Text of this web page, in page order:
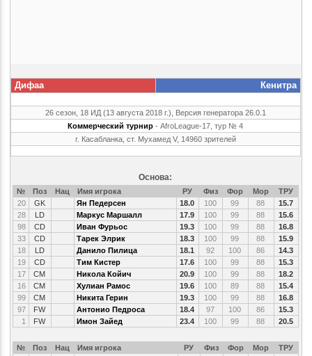
Дифаа Кенитра
26 сезон, 18 ИД (13 августа 2018 г.), Версия генератора 26.0.1
Коммерческий турнир - AfroLeague-17, тур № 4
г. Касабланка, ст. Мухамед V, 14960 зрителей
Основа:
№ Поз Нац Имя игрока РУ Физ Фор Мор
ТРУ
20
GK Ян Педерсен 18.0 100 99 88
15.7
28
LD Маркус Маршалл 17.9 100 99 88
15.6
98
CD Иван Фурьос 19.3 100 99 88
16.8
33
CD Тарек Элрик 18.3 100 99 88
15.9
18
LD Данило Пилица 18.1 92 100 86
14.3
19
CD Тим Кистер 17.6 100 99 88
15.3
17
CM Никола Койич 20.9 100 99 88
18.2
16
CM Хулиан Рамос 19.6 100 89 88
15.4
99
CM Никита Герин 19.3 100 99 88
16.8
97
FW Антонио Педроса 18.4 97 100 86
15.3
1
FW Имон Зайед 23.4 100 99 88 20.5
№ Поз Нац Имя игрока РУ Физ Фор Мор
ТРУ